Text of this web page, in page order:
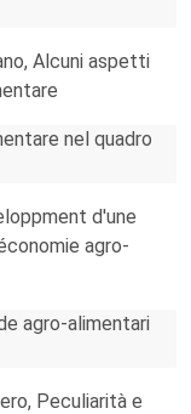
Alcuni aspetti
nel quadro
d'une
agro-
agro-alimentari
Peculiarità e